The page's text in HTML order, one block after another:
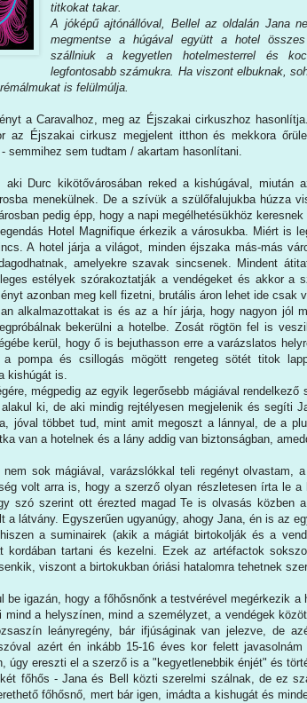
titkokat takar.
A jóképű ajtónállóval, Bellel az oldalán Jana
megmentse a húgával együtt a hotel
szállniuk a kegyetlen hotelmesterrel és
legfontosabb számukra. Ha viszont elbuknak,
is felülmúlja.
a Caravalhoz, meg az Éjszakai cirkuszhoz
az Éjszakai cirkusz megjelent itthon és mekkora
semmihez sem tudtam / akartam hasonlítani.
aki Durc kikötővárosában reked a kishúgával, miután
menekülnek. De a szívük a szülőfalujukba húzza
pedig épp, hogy a napi megélhetésükhöz keresnek
Hotel Magnifique érkezik a városukba. Miért is
A hotel járja a világot, minden éjszaka más-más
amelyekre szavak sincsenek. Mindent
estélyek szórakoztatják a vendégeket és akkor a
azonban meg kell fizetni, brutális áron lehet ide csak
alkalmazottakat is és az a hír járja, hogy nagyon jól
bekerülni a hotelbe. Zosát rögtön fel is
kerül, hogy ő is bejuthasson erre a varázslatos
pompa és csillogás mögött rengeteg sötét titok
kishúgát is.
mégpedig az egyik legerősebb mágiával
ki, de aki mindig rejtélyesen megjelenik és segíti
jóval többet tud, mint amit megoszt a lánnyal, de a
van a hotelnek és a lány addig van biztonságban,
sok mágiával, varázslókkal teli regényt olvastam,
volt arra is, hogy a szerző olyan részletesen írta le
szó szerint ott érezted magad Te is olvasás közben
a látvány. Egyszerűen ugyanúgy, ahogy Jana, én is az
a suminairek (akik a mágiát birtokolják és a
kordában tartani és kezelni. Ezek az artéfactok
viszont a birtokukban óriási hatalomra tehetnek
be igazán, hogy a főhősnőnk a testvérével megérkezik
mind a helyszínen, mind a személyzet, a vendégek
leányregény, bár ifjúságinak van jelezve, de
azért én inkább 15-16 éves kor felett
úgy ereszti el a szerző is a "kegyetlenebbik énjét" és
főhős - Jana és Bell közti szerelmi szálnak, de ez
főhősnő, mert bár igen, imádta a kishugát és